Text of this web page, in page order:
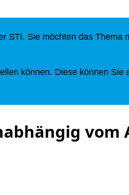
STI. Sie möchten das Thema
können. Diese können
vom